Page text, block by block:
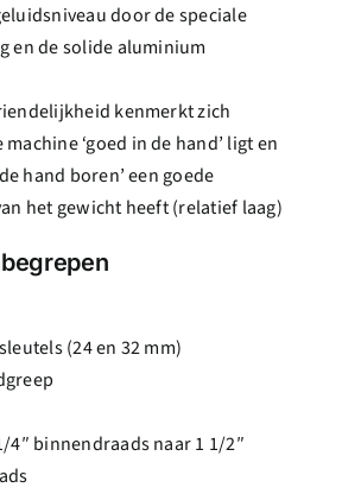
door de speciale
en de solide aluminium
kenmerkt zich
‘goed in de hand’ ligt en
hand boren’ een goede
het gewicht heeft (relatief laag)
(24 en 32 mm)
4″ binnendraads naar 1 1/2″